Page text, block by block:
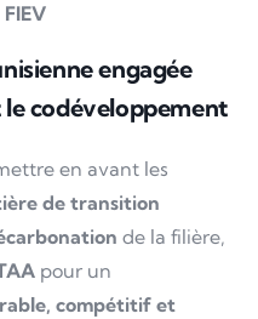
FIEV
engagée
codéveloppement
en avant les
de transition
de la filière,
pour un
compétitif et